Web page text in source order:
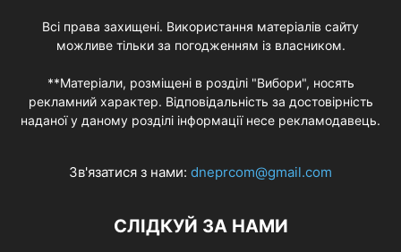
Всі права захищені. Використання матеріалів сайту
можливе тільки за погодженням із власником.
**Матеріали, розміщені в розділі "Вибори", носять
рекламний характер. Відповідальність за достовірність
наданої у даному розділі інформації несе рекламодавець.
Зв'язатися з нами: dneprcom@gmail.com
СЛІДКУЙ ЗА НАМИ